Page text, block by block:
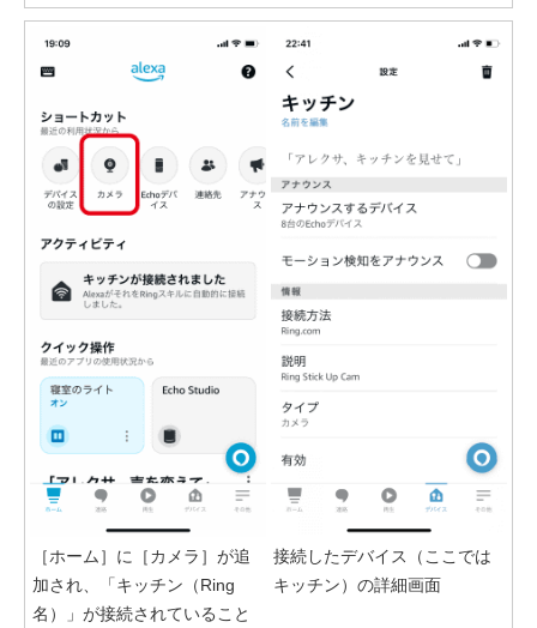
［ホーム］に［カメラ］が追
加され、「キッチン（Ring
名）」が接続されていること
接続したデバイス（ここでは
キッチン）の詳細画面